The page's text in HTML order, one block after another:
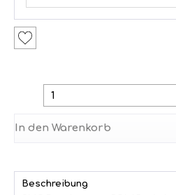
In den Warenkorb
Beschreibung